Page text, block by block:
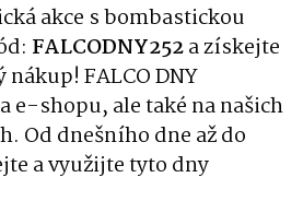
akce s bombastickou
FALCODNY252a získejte
nákup! FALCO DNY
e-shopu, ale také na našich
. Od dnešního dne až do
a využijte tyto dny